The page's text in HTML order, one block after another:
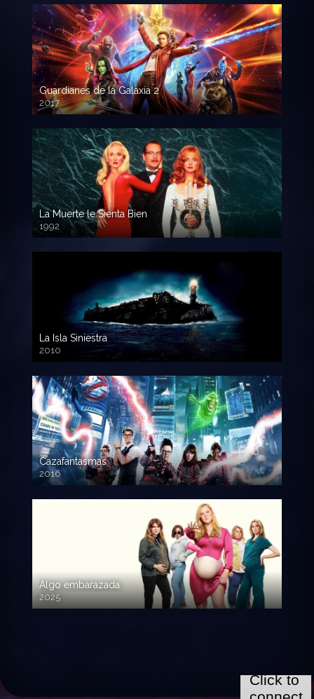
Guardianes de la Galaxia 2
2017
720p HD
La Muerte le Sienta Bien
1992
720p HD
La Isla Siniestra
2010
720p HD
Cazafantasmas
2016
720p HD
Algo embarazada
2025
720p HD